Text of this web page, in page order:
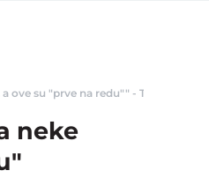
ove su "prve na redu"" - Telegraf
neke